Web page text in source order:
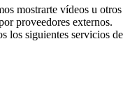
mostrarte vídeos u otros
proveedores externos.
los siguientes servicios de